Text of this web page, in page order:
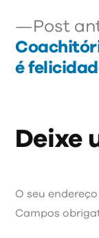
PostPost
é
Deixe
O seu
Campos